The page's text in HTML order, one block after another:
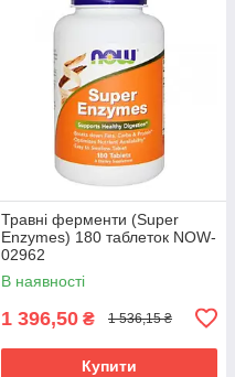
Травні ферменти (Super
Enzymes) 180 таблеток NOW-
02962
В наявності
1 396,50 ₴ 1 536,15 ₴
Купити